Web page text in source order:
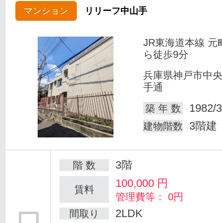
マンション リリーフ中山手
JR東海道本線 元
ら徒歩9分
兵庫県神戸市中
手通
築 年 数
1982/
建物階数 3階建
階 数 3階
賃料 100,000 円
管理費等： 0円
間取り
2LDK